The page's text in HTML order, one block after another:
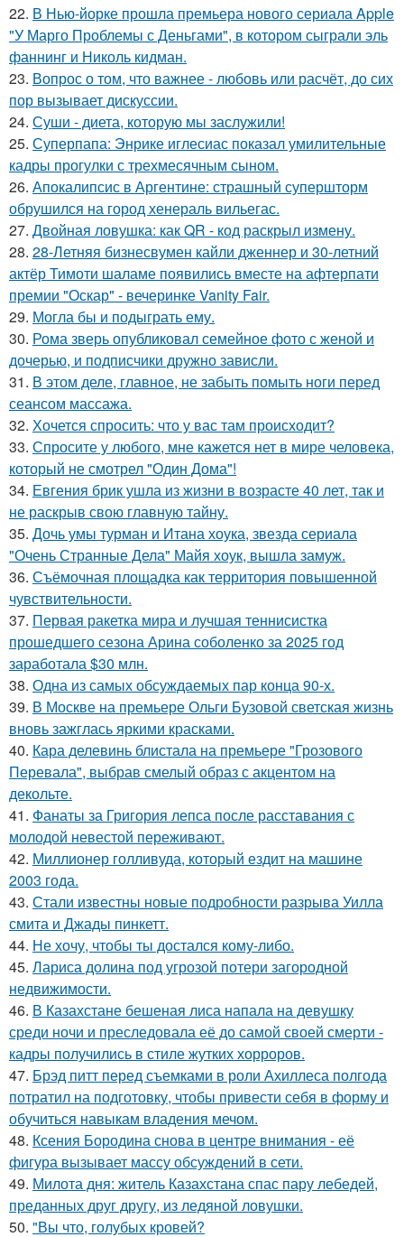
22. В Нью-йорке прошла премьера нового сериала Apple
"У Марго Проблемы с Деньгами", в котором сыграли эль
фаннинг и Николь кидман.
23. Вопрос о том, что важнее - любовь или расчёт, до сих
пор вызывает дискуссии.
24. Суши - диета, которую мы заслужили!
25. Суперпапа: Энрике иглесиас показал умилительные
кадры прогулки с трехмесячным сыном.
26. Апокалипсис в Аргентине: страшный супершторм
обрушился на город хенераль вильегас.
27. Двойная ловушка: как QR - код раскрыл измену.
28. 28-Летняя бизнесвумен кайли дженнер и 30-летний
актёр Тимоти шаламе появились вместе на афтерпати
премии "Оскар" - вечеринке Vanity Fair.
29. Могла бы и подыграть ему.
30. Рома зверь опубликовал семейное фото с женой и
дочерью, и подписчики дружно зависли.
31. В этом деле, главное, не забыть помыть ноги перед
сеансом массажа.
32. Хочется спросить: что у вас там происходит?
33. Спросите у любого, мне кажется нет в мире человека,
который не смотрел "Один Дома"!
34. Евгения брик ушла из жизни в возрасте 40 лет, так и
не раскрыв свою главную тайну.
35. Дочь умы турман и Итана хоука, звезда сериала
"Очень Странные Дела" Майя хоук, вышла замуж.
36. Съёмочная площадка как территория повышенной
чувствительности.
37. Первая ракетка мира и лучшая теннисистка
прошедшего сезона Арина соболенко за 2025 год
заработала $30 млн.
38. Одна из самых обсуждаемых пар конца 90-х.
39. В Москве на премьере Ольги Бузовой светская жизнь
вновь зажглась яркими красками.
40. Кара делевинь блистала на премьере "Грозового
Перевала", выбрав смелый образ с акцентом на
декольте.
41. Фанаты за Григория лепса после расставания с
молодой невестой переживают.
42. Миллионер голливуда, который ездит на машине
2003 года.
43. Стали известны новые подробности разрыва Уилла
смита и Джады пинкетт.
44. Не хочу, чтобы ты достался кому-либо.
45. Лариса долина под угрозой потери загородной
недвижимости.
46. В Казахстане бешеная лиса напала на девушку
среди ночи и преследовала её до самой своей смерти -
кадры получились в стиле жутких хорроров.
47. Брэд питт перед съемками в роли Ахиллеса полгода
потратил на подготовку, чтобы привести себя в форму и
обучиться навыкам владения мечом.
48. Ксения Бородина снова в центре внимания - её
фигура вызывает массу обсуждений в сети.
49. Милота дня: житель Казахстана спас пару лебедей,
преданных друг другу, из ледяной ловушки.
50. "Вы что, голубых кровей?